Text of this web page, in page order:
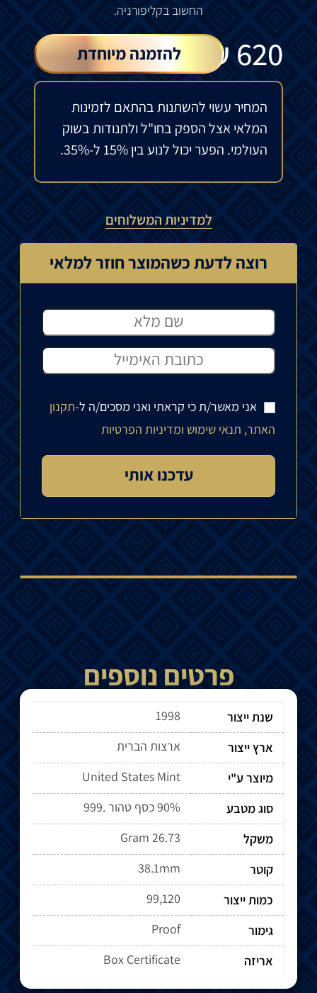
החשוב בקליפורניה.
620
₪ להזמנה מיוחדת
המחיר עשוי להשתנות בהתאם לזמינות
המלאי אצל הספק בחו"ל ולתנודות בשוק
העולמי. הפער יכול לנוע בין 15% ל-35%.
למדיניות המשלוחים
רוצה לדעת כשהמוצר חוזר למלאי
אני מאשר/ת כי קראתי ואני מסכים/ה ל-תקנון
האתר, תנאי שימוש ומדיניות הפרטיות
פרטים נוספים
שנת ייצור
1998
ארץ ייצור
ארצות הברית
מיוצר ע"י
United States Mint
סוג מטבע
90% כסף טהור .999
משקל
26.73 Gram
קוטר
38.1mm
כמות ייצור
99,120
גימור
Proof
אריזה
Box Certificate